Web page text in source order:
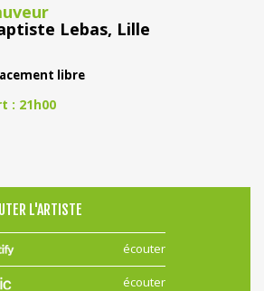
Lebas, Lille
libre
: 21h00
L'ARTISTE
écouter
écouter